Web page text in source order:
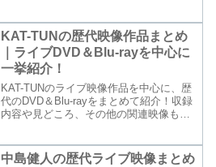
KAT-TUNの歴代映像作品まとめ
｜ライブDVD＆Blu-rayを中心に
一挙紹介！
KAT-TUNのライブ映像作品を中心に、歴
代のDVD＆Blu-rayをまとめて紹介！収録
内容や見どころ、その他の関連映像もあ
中島健人の歴代ライブ映像まとめ